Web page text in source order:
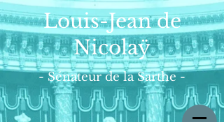
Louis-Jean de
Nicolaÿ
- Sénateur de la Sarthe -